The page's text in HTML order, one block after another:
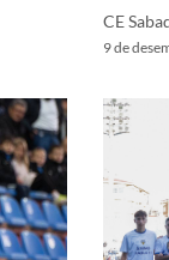
CE
9 de